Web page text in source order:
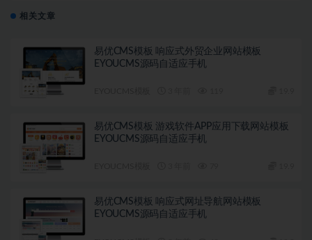
相关文章
易优CMS模板 响应式外贸企业网站模板
EYOUCMS源码自适应手机
易优CMS模板 游戏软件APP应用下载网站模板
EYOUCMS源码自适应手机
易优CMS模板 响应式网址导航网站模板
EYOUCMS源码自适应手机